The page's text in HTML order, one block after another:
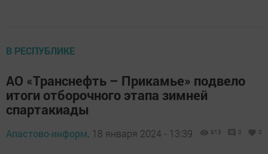
В РЕСПУБЛИКЕ
АО «Транснефть – Прикамье» подвело
итоги отборочного этапа зимней
спартакиады
Апастово-информ, 18 января 2024 - 13:39 913 0 0